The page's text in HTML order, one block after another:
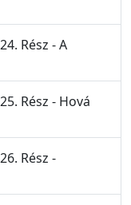
Rész - A
Rész - Hová
Rész -